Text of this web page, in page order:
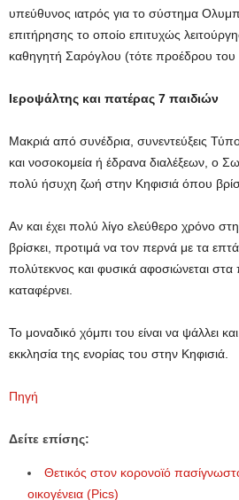
υπεύθυνος ιατρός για το σύστημα
επιτήρησης το οποίο επιτυχώς
καθηγητή Σαρόγλου (τότε προέδρου
Ιεροψάλτης και πατέρας 7 παιδιών
Μακριά από συνέδρια, συνεντεύξεις
και νοσοκομεία ή έδρανα διαλέξεων, ο
πολύ ήσυχη ζωή στην Κηφισιά όπου
Αν και έχει πολύ λίγο ελεύθερο χρόνο
βρίσκει, προτιμά να τον περνά με τα επτά
πολύτεκνος και φυσικά αφοσιώνεται στα
καταφέρνει.
Το μοναδικό χόμπι του είναι να ψάλλει
εκκλησία της ενορίας του στην Κηφισιά.
Πηγή
Δείτε επίσης:
Θετικός στον κορονοϊό
οικογένεια (Pics)